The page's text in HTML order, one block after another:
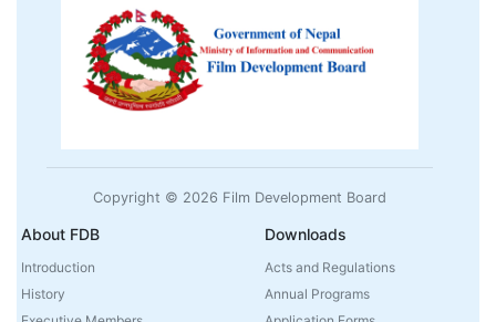
Copyright © 2026 Film Development Board
About FDB
Introduction
History
Downloads
Acts and Regulations
Annual Programs